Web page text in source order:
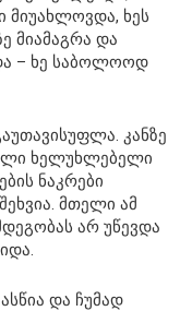
მიუახლოვდა, ხეს
მიამაგრა და
– ხე საბოლოოდ
კანზე
ხელუხლებელი
ნაკრები
მთელი ამ
არ უწევდა
და ჩუმად